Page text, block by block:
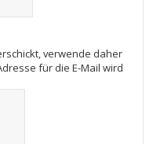
verwende daher
für die E-Mail wird